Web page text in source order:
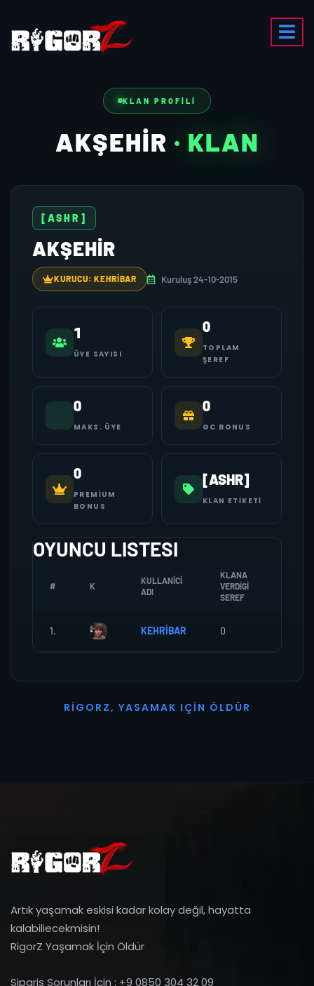
KLAN PROFILI
AKŞEHİR · KLAN
[ASHR]
AKŞEHİR
KURUCU: KEHRİBAR Kuruluş 24-10-2015
1
ÜYE SAYISI
0
TOPLAM
ŞEREF
0
MAKS. ÜYE
0
GC BONUS
0
PREMIUM
BONUS
[ASHR]
KLAN ETIKETI
OYUNCU LISTESI
# K
KULLANICI
ADI
KLANA
VERDIGI
SEREF
1. KEHRİBAR 0
R I G O R Z, YASAMAK I ÇI N Ö L D Ü R
Artık yaşamak eskisi kadar kolay değil, hayatta
kalabiliecekmisin!
RigorZ Yaşamak İçin Öldür
Sipariş Sorunları İçin : +9 0850 304 32 09